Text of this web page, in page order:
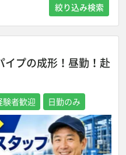
絞り込み検索
プの成形！昼勤！赴
験者歓迎 日勤のみ